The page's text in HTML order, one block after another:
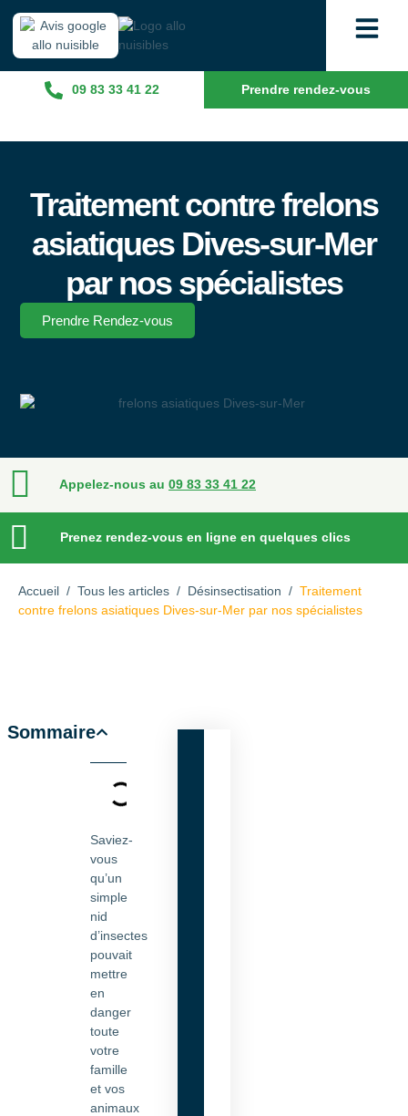
09 83 33 41 22 Prendre rendez-vous
Traitement contre frelons
asiatiques Dives-sur-Mer
par nos spécialistes
Prendre Rendez-vous
Appelez-nous au 09 83 33 41 22
Prenez rendez-vous en ligne en quelques clics
Accueil / Tous les articles / Désinsectisation / Traitement
contre frelons asiatiques Dives-sur-Mer par nos spécialistes
Sommaire
Saviez-
vous
qu’un
simple
nid
d’insectes
pouvait
mettre
en
danger
toute
votre
famille
et vos
animaux